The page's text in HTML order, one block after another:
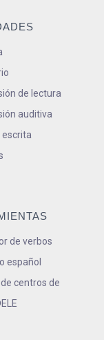
de lectura
auditiva
escrita
de verbos
español
centros de